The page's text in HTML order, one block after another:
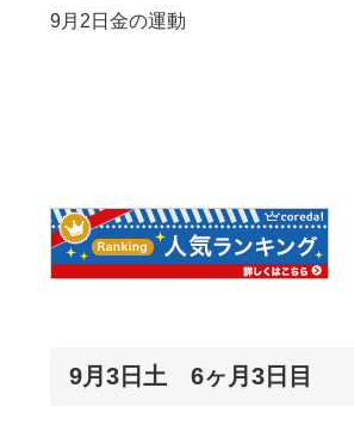
9月2日金の運動
9月3日土 6ヶ月3日目